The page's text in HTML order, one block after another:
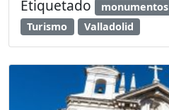
Etiquetado
monumentos
Turismo
Valladolid